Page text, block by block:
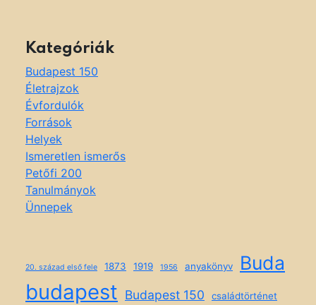
Kategóriák
Budapest 150
Életrajzok
Évfordulók
Források
Helyek
Ismeretlen ismerős
Petőfi 200
Tanulmányok
Ünnepek
20. század első fele 1873 1919 1956 anyakönyv Buda
budapest Budapest 150 családtörténet